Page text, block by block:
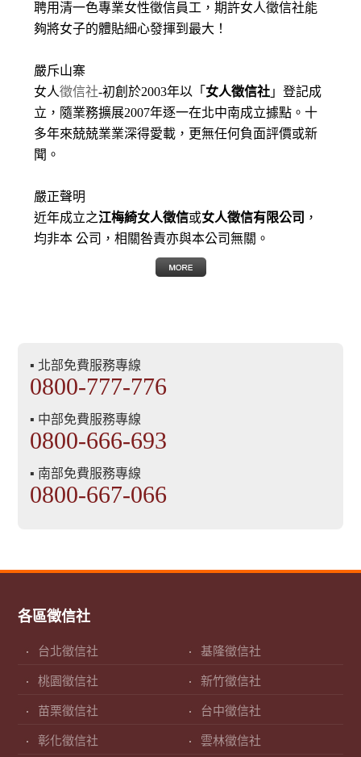
聘用清一色專業女性徵信員工，期許女人徵信社能
夠將女子的體貼細心發揮到最大 ！
嚴斥山寨
女人徵信社-初創於2003年以「 女人徵信社 」登記成
立，隨業務擴展2007年逐一在北中南成立據點。十
多年來兢兢業業深得愛載，更無任何負面評價或新
聞。
嚴正聲明
近年成立之江梅綺女人徵信或女人徵信有限公司 ，
均非本 公司，相關咎責亦與本公司無關。
▪ 北部免費服務專線
0800-777-776
▪ 中部免費服務專線
0800-666-693
▪ 南部免費服務專線
0800-667-066
各區徵信社
台北徵信社 基隆徵信社
桃園徵信社 新竹徵信社
苗栗徵信社 台中徵信社
彰化徵信社 雲林徵信社